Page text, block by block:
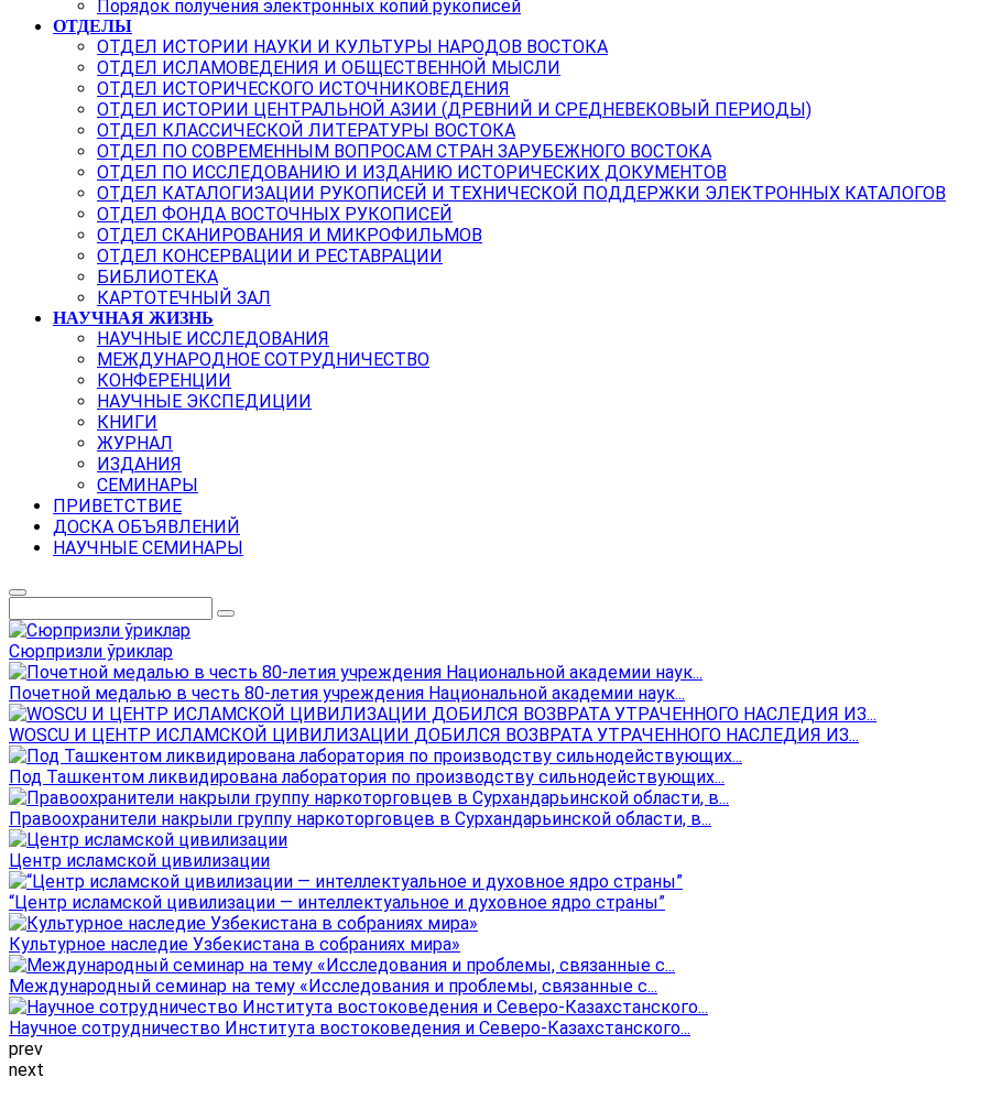
Порядок получения электронных копий рукописей
ОТДЕЛЫ
ОТДЕЛ ИСТОРИИ НАУКИ И КУЛЬТУРЫ НАРОДОВ ВОСТОКА
ОТДЕЛ ИСЛАМОВЕДЕНИЯ И ОБЩЕСТВЕННОЙ МЫСЛИ
ОТДЕЛ ИСТОРИЧЕСКОГО ИСТОЧНИКОВЕДЕНИЯ
ОТДЕЛ ИСТОРИИ ЦЕНТРАЛЬНОЙ АЗИИ (ДРЕВНИЙ И СРЕДНЕВЕКОВЫЙ ПЕРИОДЫ)
ОТДЕЛ КЛАССИЧЕСКОЙ ЛИТЕРАТУРЫ ВОСТОКА
ОТДЕЛ ПО СОВРЕМЕННЫМ ВОПРОСАМ СТРАН ЗАРУБЕЖНОГО ВОСТОКА
ОТДЕЛ ПО ИССЛЕДОВАНИЮ И ИЗДАНИЮ ИСТОРИЧЕСКИХ ДОКУМЕНТОВ
ОТДЕЛ КАТАЛОГИЗАЦИИ РУКОПИСЕЙ И ТЕХНИЧЕСКОЙ ПОДДЕРЖКИ ЭЛЕКТРОННЫХ КАТАЛОГОВ
ОТДЕЛ ФОНДА ВОСТОЧНЫХ РУКОПИСЕЙ
ОТДЕЛ СКАНИРОВАНИЯ И МИКРОФИЛЬМОВ
ОТДЕЛ КОНСЕРВАЦИИ И РЕСТАВРАЦИИ
БИБЛИОТЕКА
КАРТОТЕЧНЫЙ ЗАЛ
НАУЧНАЯ ЖИЗНЬ
НАУЧНЫЕ ИССЛЕДОВАНИЯ
МЕЖДУНАРОДНОЕ СОТРУДНИЧЕСТВО
КОНФЕРЕНЦИИ
НАУЧНЫЕ ЭКСПЕДИЦИИ
КНИГИ
ЖУРНАЛ
ИЗДАНИЯ
СЕМИНАРЫ
ПРИВЕТСТВИЕ
ДОСКА ОБЪЯВЛЕНИЙ
НАУЧНЫЕ СЕМИНАРЫ
Сюрпризли ўриклар
Почетной медалью в честь 80-летия учреждения Национальной академии наук...
WOSCU И ЦЕНТР ИСЛАМСКОЙ ЦИВИЛИЗАЦИИ ДОБИЛСЯ ВОЗВРАТА УТРАЧЕННОГО НАСЛЕДИЯ ИЗ...
Под Ташкентом ликвидирована лаборатория по производству сильнодействующих...
Правоохранители накрыли группу наркоторговцев в Сурхандарьинской области, в...
Центр исламской цивилизации
“Центр исламской цивилизации — интеллектуальное и духовное ядро страны”
Культурное наследие Узбекистана в собраниях мира»
Международный семинар на тему «Исследования и проблемы, связанные с...
Научное сотрудничество Института востоковедения и Северо-Казахстанского...
prev
next